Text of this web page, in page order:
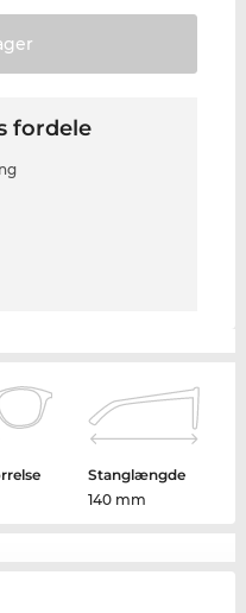
fordele
Stanglængde
140 mm